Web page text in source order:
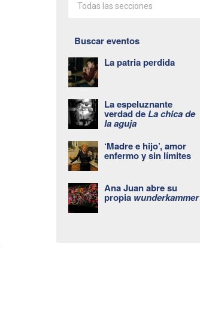
Todas las secciones
Buscar eventos
La patria perdida
La espeluznante
verdad deLa chica de
la aguja
‘Madre e hijo’, amor
enfermo y sin límites
Ana Juan abre su
propia wunderkammer